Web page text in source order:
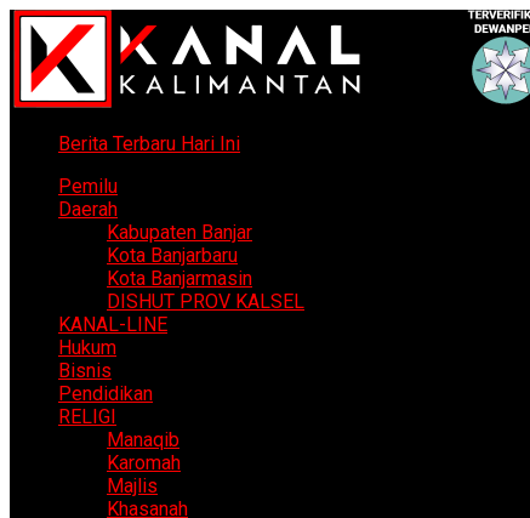
Berita Terbaru Hari Ini
Pemilu
Daerah
Kabupaten Banjar
Kota Banjarbaru
Kota Banjarmasin
DISHUT PROV KALSEL
KANAL-LINE
Hukum
Bisnis
Pendidikan
RELIGI
Manaqib
Karomah
Majlis
Khasanah